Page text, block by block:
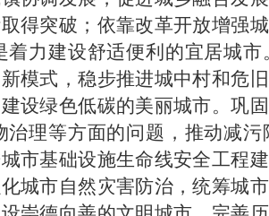
得突破；依靠改革开放增强
力建设舒适便利的宜居城
模式，稳步推进城中村和危
设绿色低碳的美丽城市。巩
理等方面的问题，推动减
市基础设施生命线安全工程
城市自然灾害防治，统筹城